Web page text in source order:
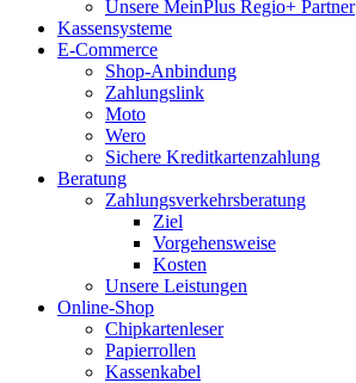
Unsere MeinPlus Regio+ Partner
Kassensysteme
E-Commerce
Shop-Anbindung
Zahlungslink
Moto
Wero
Sichere Kreditkartenzahlung
Beratung
Zahlungsverkehrsberatung
Ziel
Vorgehensweise
Kosten
Unsere Leistungen
Online-Shop
Chipkartenleser
Papierrollen
Kassenkabel